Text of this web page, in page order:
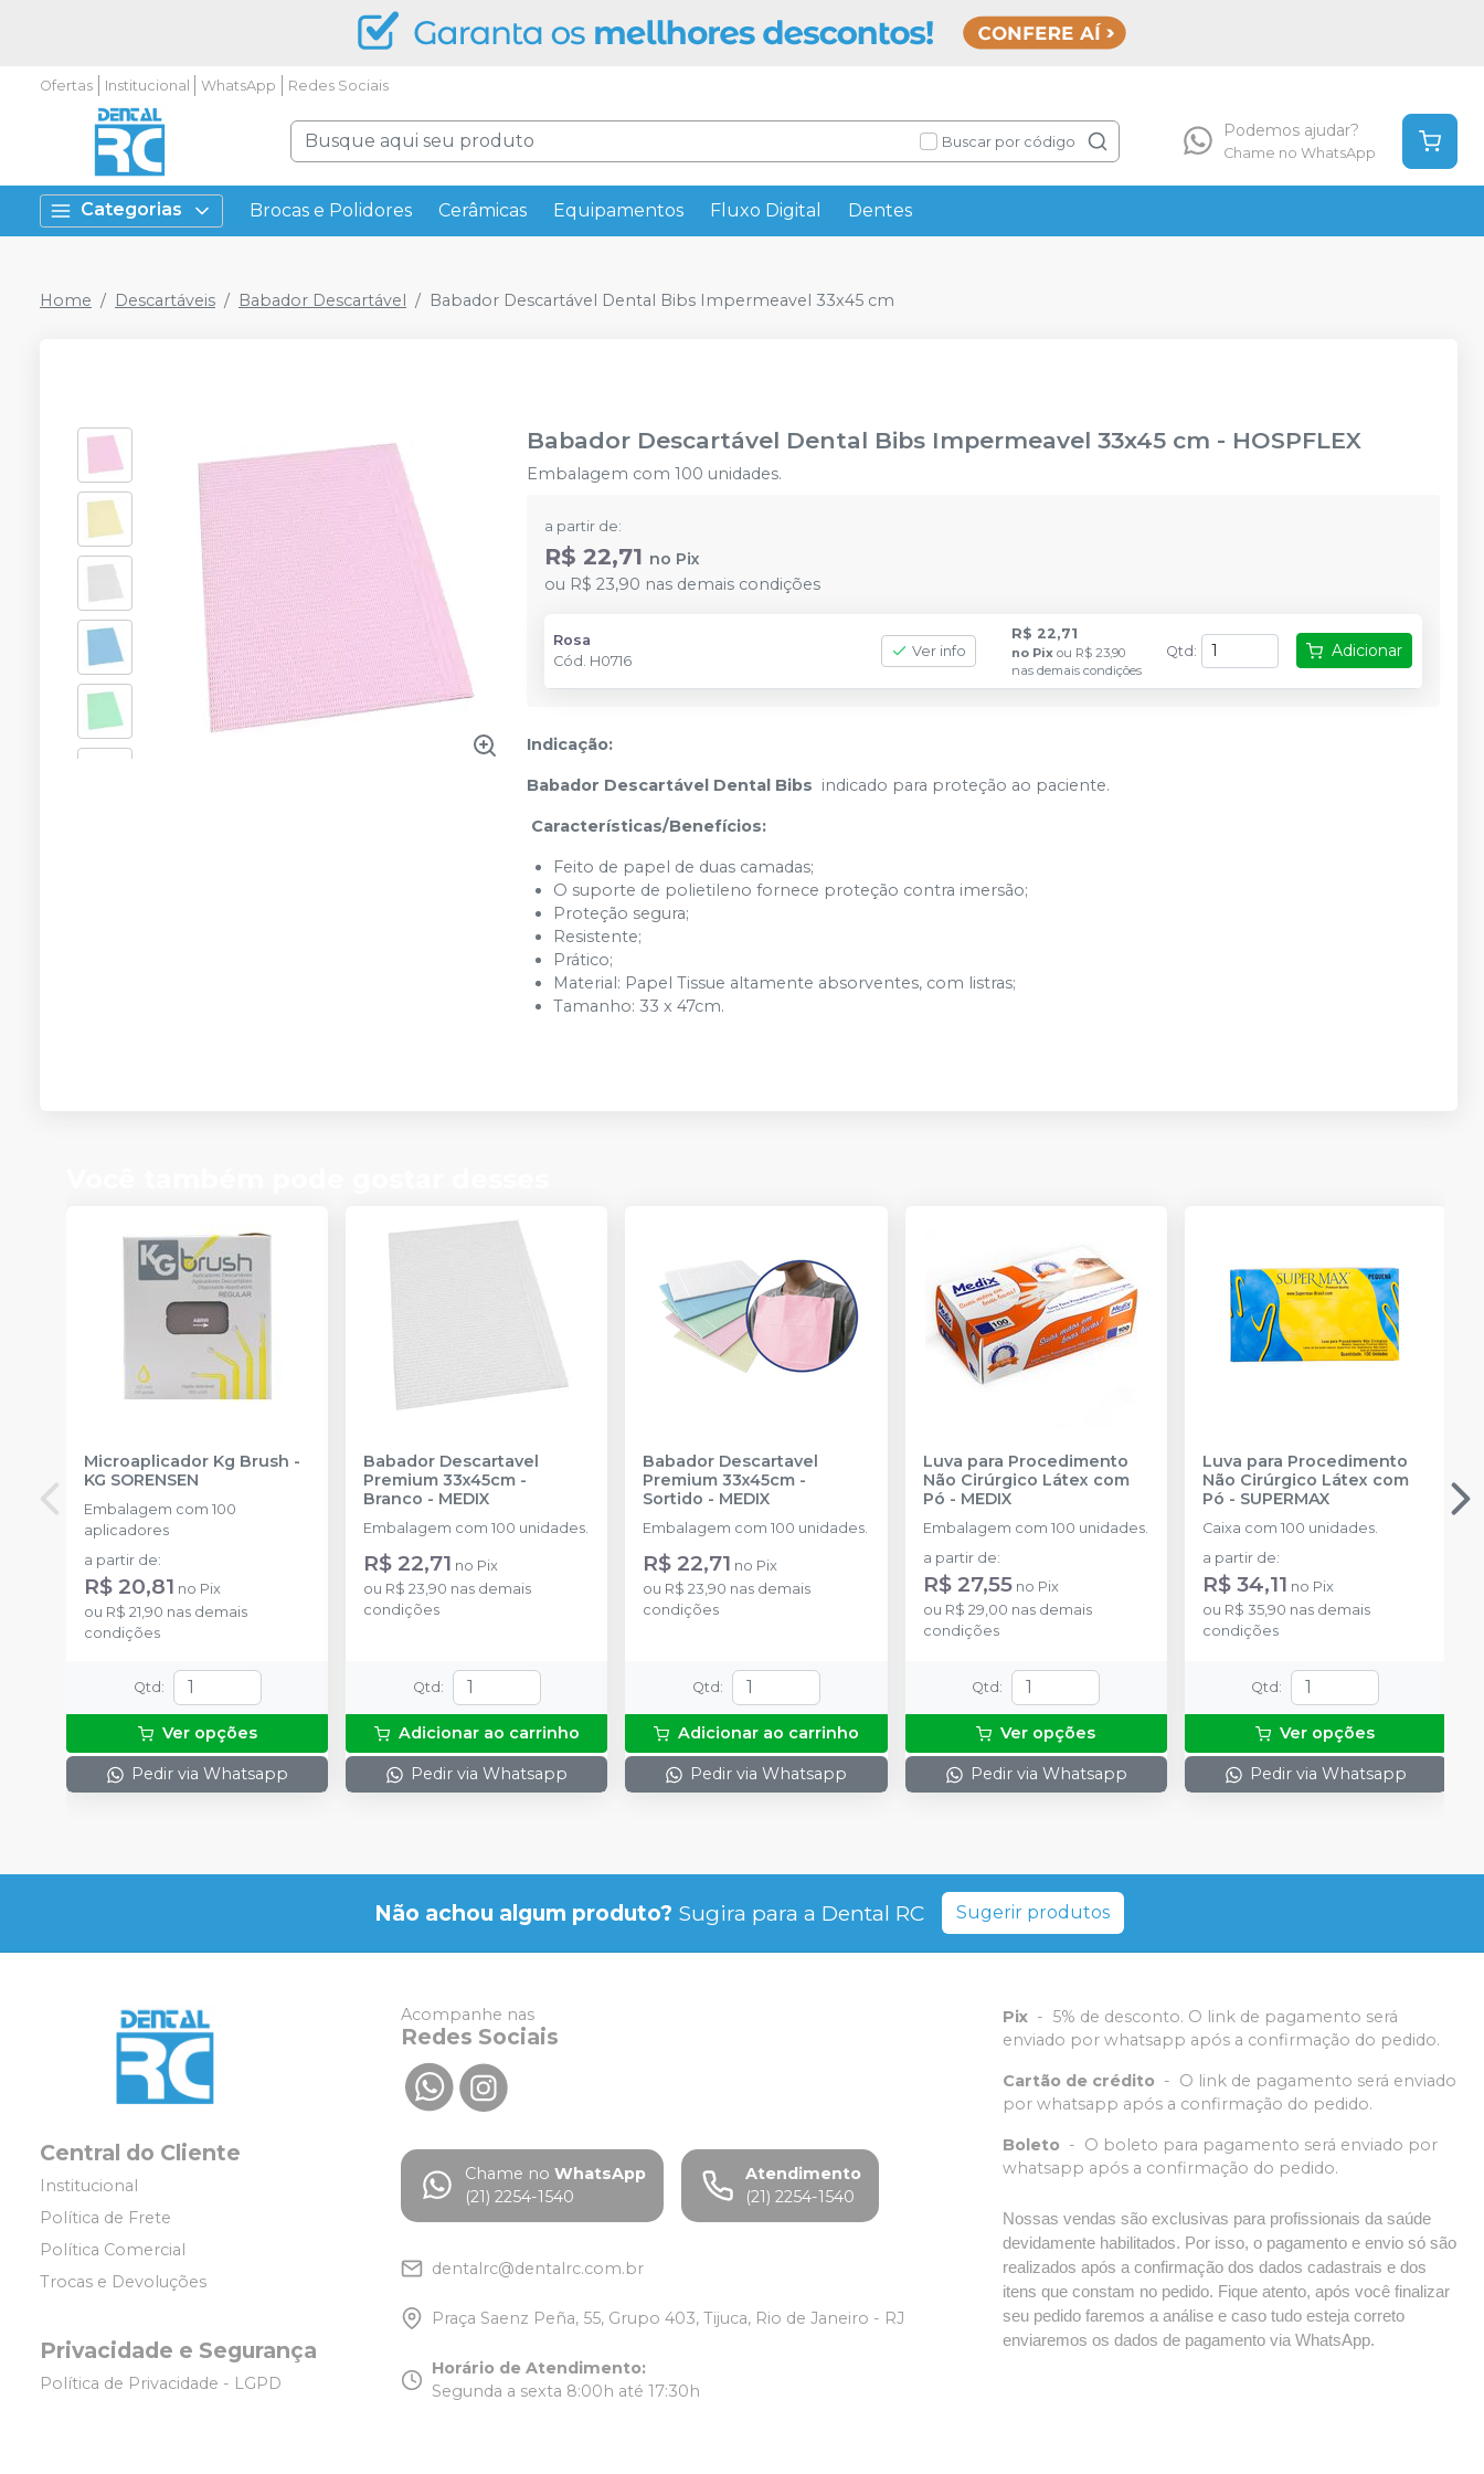
Ofertas Institucional WhatsApp Redes Sociais
Buscar por código
Podemos ajudar?
Chame no WhatsApp
Categorias Brocas e Polidores Cerâmicas Equipamentos Fluxo Digital Dentes
Home Descartáveis Babador Descartável Babador Descartável Dental Bibs Impermeavel 33x45 cm
Babador Descartável Dental Bibs Impermeavel 33x45 cm - HOSPFLEX
Embalagem com 100 unidades.
a partir de:
R$ 22,71 no Pix
ou R$ 23,90 nas demais condições
Rosa
Cód. H0716
Ver info
R$ 22,71
no Pix ou R$ 23,90
nas demais condições
Qtd : Adicionar
Indicação:
Babador Descartável Dental Bibs indicado para proteção ao paciente.
Características/Benefícios:
Feito de papel de duas camadas;
O suporte de polietileno fornece proteção contra imersão;
Proteção segura;
Resistente;
Prático;
Material: Papel Tissue altamente absorventes, com listras;
Tamanho: 33 x 47cm.
Microaplicador Kg Brush -
KG SORENSEN
Embalagem com 100
aplicadores
a partir de:
R$ 20,81 no Pix
ou R$ 21,90 nas demais
condições
Qtd :
Ver opções
Pedir via Whatsapp
Babador Descartavel
Premium 33x45cm -
Branco - MEDIX
Embalagem com 100 unidades.
R$ 22,71 no Pix
ou R$ 23,90 nas demais
condições
Qtd :
Adicionar ao carrinho
Pedir via Whatsapp
Babador Descartavel
Premium 33x45cm -
Sortido - MEDIX
Embalagem com 100 unidades.
R$ 22,71 no Pix
ou R$ 23,90 nas demais
condições
Qtd :
Adicionar ao carrinho
Pedir via Whatsapp
Luva para Procedimento
Não Cirúrgico Látex com
Pó - MEDIX
Embalagem com 100 unidades.
a partir de:
R$ 27,55 no Pix
ou R$ 29,00 nas demais
condições
Qtd :
Ver opções
Pedir via Whatsapp
Luva para Procedimento
Não Cirúrgico Látex com
Pó - SUPERMAX
Caixa com 100 unidades.
a partir de:
R$ 34,11 no Pix
ou R$ 35,90 nas demais
condições
Qtd :
Ver opções
Pedir via Whatsapp
Não achou algum produto? Sugira para a Dental RC Sugerir produtos
Central do Cliente
Institucional
Política de Frete
Política Comercial
Trocas e Devoluções
Privacidade e Segurança
Política de Privacidade - LGPD
Acompanhe nas
Redes Sociais
Chame no WhatsApp
(21) 2254-1540
Atendimento
(21) 2254-1540
dentalrc@dentalrc.com.br
Praça Saenz Peña, 55, Grupo 403, Tijuca, Rio de Janeiro - RJ
Horário de Atendimento:
Segunda a sexta 8:00h até 17:30h
Pix - 5% de desconto. O link de pagamento será
enviado por whatsapp após a confirmação do pedido.
Cartão de crédito - O link de pagamento será enviado
por whatsapp após a confirmação do pedido.
Boleto - O boleto para pagamento será enviado por
whatsapp após a confirmação do pedido.
Nossas vendas são exclusivas para profissionais da saúde
devidamente habilitados. Por isso, o pagamento e envio só são
realizados após a confirmação dos dados cadastrais e dos
itens que constam no pedido. Fique atento, após você finalizar
seu pedido faremos a análise e caso tudo esteja correto
enviaremos os dados de pagamento via WhatsApp.